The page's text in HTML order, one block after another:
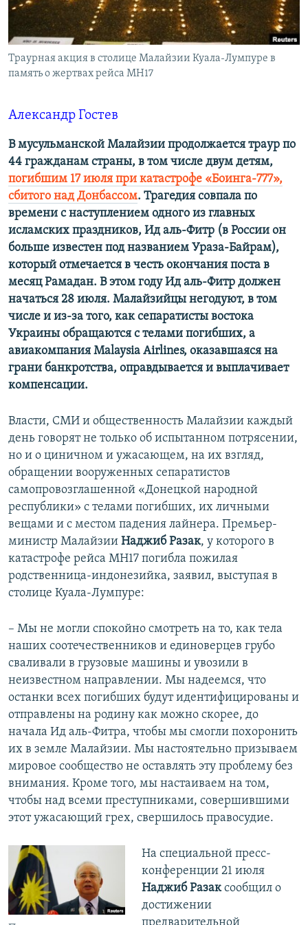
ПОБЕДИТЕЛЕЙ НЕ СУДЯТ?
КРЫМ.НЕПОКОРЕННЫЙ
ELIFBE
ПРИСОЕДИНЯЙТЕСЬ!
Траурная акция в столице Малайзии Куала-Лумпуре в
память о жертвах рейса МН17
Александр Гостев
В мусульманской Малайзии продолжается траур по
44 гражданам страны, в том числе двум детям,
погибшим 17 июля при катастрофе «Боинга-777»,
сбитого над Донбассом. Трагедия совпала по
времени с наступлением одного из главных
исламских праздников, Ид аль-Фитр (в России он
больше известен под названием Ураза-Байрам),
который отмечается в честь окончания поста в
месяц Рамадан. В этом году Ид аль-Фитр должен
начаться 28 июля. Малайзийцы негодуют, в том
числе и из-за того, как сепаратисты востока
Украины обращаются с телами погибших, а
авиакомпания Malaysia Airlines, оказавшаяся на
грани банкротства, оправдывается и выплачивает
компенсации.
Власти, СМИ и общественность Малайзии каждый
день говорят не только об испытанном потрясении,
но и о циничном и ужасающем, на их взгляд,
обращении вооруженных сепаратистов
самопровозглашенной «Донецкой народной
республики» с телами погибших, их личными
вещами и с местом падения лайнера. Премьер-
министр Малайзии Наджиб Разак, у которого в
катастрофе рейса MH17 погибла пожилая
родственница-индонезийка, заявил, выступая в
столице Куала-Лумпуре:
– Мы не могли спокойно смотреть на то, как тела
наших соотечественников и единоверцев грубо
сваливали в грузовые машины и увозили в
неизвестном направлении. Мы надеемся, что
останки всех погибших будут идентифицированы и
отправлены на родину как можно скорее, до
начала Ид аль-Фитра, чтобы мы смогли похоронить
их в земле Малайзии. Мы настоятельно призываем
мировое сообщество не оставлять эту проблему без
внимания. Кроме того, мы настаиваем на том,
чтобы над всеми преступниками, совершившими
этот ужасающий грех, свершилось правосудие.
На специальной пресс-
конференции 21 июля
Наджиб Разаксообщил о
достижении
предварительной